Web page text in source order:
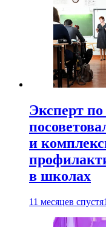
Эксперт по
и
в школах
11 месяцев спустя